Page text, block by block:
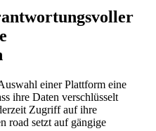
einer Plattform eine
ihre Daten verschlüsselt
Zugriff auf ihre
road setzt auf gängige